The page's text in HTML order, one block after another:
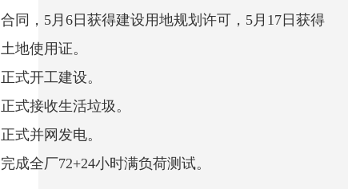
合同，5月6日获得建设用地规划许可，5月17日获得
土地使用证。
正式开工建设。
正式接收生活垃圾。
正式并网发电。
完成全厂72+24小时满负荷测试。